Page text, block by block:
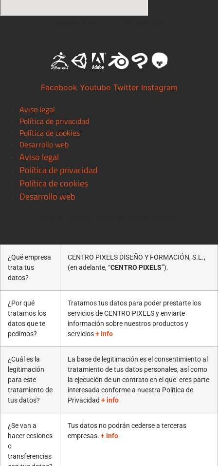
Facebook Youtube Twitter Instagram
Aviso legal
Política de privacidad
Política de cookies
Desarrollo web
Aviso legal
Política de privacidad
Política de cookies
Desarrollo web
¿Qué empresa
trata tus
datos?
CENTRO PIXELS DISEÑO Y FORMACIÓN, S.L.,
(en adelante, “CENTRO PIXELS”).
¿Por qué
tratamos los
datos que te
pedimos?
Tratamos tus datos para poder prestarte los
servicios de CENTRO PIXELS y enviarte
información sobre nuestros productos y
servicios+ info
¿Cuál es la
legitimación
para este
tratamiento de
tus datos?
La base de legitimación es el consentimiento al
tratamiento de tus datos personales, así como
la ejecución de un contrato en el que eres parte
interesada conforme a nuestra Política de
Privacidad + info
¿Se van a
hacer cesiones
o
transferencias
Tus datos no podrán cederse a terceras
empresas. + info